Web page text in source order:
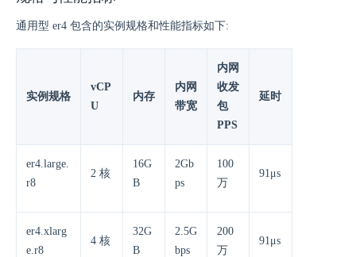
通用型 er4 包含的实例规格和性能指标如下:
实例规格
vCP
U
内存
内网
带宽
内网
收发
包
PPS
延时
er4.large.
r8
2 核
16G
B
2Gb
ps
100
万
91μs
er4.xlarg
e.r8
4 核
32G
B
2.5G
bps
200
万
91μs